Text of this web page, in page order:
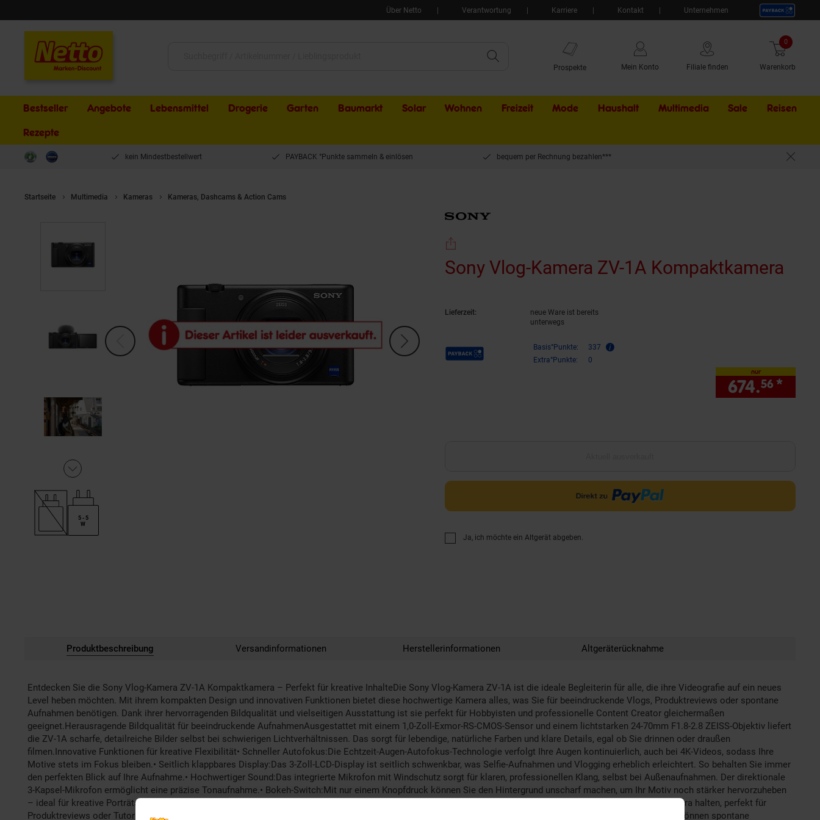
Über Netto Verantwortung Karriere Kontakt Unternehmen
Prospekte Mein Konto Filiale finden Warenkorb
0 Artikel
Bestseller Angebote Lebensmittel Drogerie Garten Baumarkt Solar Wohnen Freizeit Mode Haushalt Multimedia Sale Externer
Reisen
Rezepte
kein Mindestbestellwert PAYBACK °Punkte sammeln & einlösen bequem per Rechnung bezahlen***
Startseite Multimedia Kameras Kameras, Dashcams & Action Cams
5 - 5
W
Sony Vlog-Kamera ZV-1A Kompaktkamera
Lieferzeit:
neue Ware ist bereits
unterwegs
Payback Punkte Basis°Punkte:
337
Extra°Punkte:
0
nur
674.56 *
Ja, ich möchte ein Altgerät abgeben.
Produktbeschreibung Versandinformationen Herstellerinformationen Altgeräterücknahme
Entdecken Sie die Sony Vlog-Kamera ZV-1A Kompaktkamera – Perfekt für kreative InhalteDie Sony Vlog-Kamera ZV-1A ist die ideale Begleiterin für alle, die ihre Videografie auf ein neues
Level heben möchten. Mit ihrem kompakten Design und innovativen Funktionen bietet diese hochwertige Kamera alles, was Sie für beeindruckende Vlogs, Produktreviews oder spontane
Aufnahmen benötigen. Dank ihrer hervorragenden Bildqualität und vielseitigen Ausstattung ist sie perfekt für Hobbyisten und professionelle Content Creator gleichermaßen
geeignet.Herausragende Bildqualität für beeindruckende AufnahmenAusgestattet mit einem 1,0-Zoll-Exmor-RS-CMOS-Sensor und einem lichtstarken 24-70mm F1.8-2.8 ZEISS-Objektiv liefert
die ZV-1A scharfe, detailreiche Bilder selbst bei schwierigen Lichtverhältnissen. Das sorgt für lebendige, natürliche Farben und klare Details, egal ob Sie drinnen oder draußen
filmen.Innovative Funktionen für kreative Flexibilität• Schneller Autofokus:Die Echtzeit-Augen-Autofokus-Technologie verfolgt Ihre Augen kontinuierlich, auch bei 4K-Videos, sodass Ihre
Motive stets im Fokus bleiben.• Seitlich klappbares Display:Das 3-Zoll-LCD-Display ist seitlich schwenkbar, was Selfie-Aufnahmen und Vlogging erheblich erleichtert. So behalten Sie immer
den perfekten Blick auf Ihre Aufnahme.• Hochwertiger Sound:Das integrierte Mikrofon mit Windschutz sorgt für klaren, professionellen Klang, selbst bei Außenaufnahmen. Der direktionale
3-Kapsel-Mikrofon ermöglicht eine präzise Tonaufnahme.• Bokeh-Switch:Mit nur einem Knopfdruck können Sie den Hintergrund unscharf machen, um Ihr Motiv noch stärker hervorzuheben
– ideal für kreative Porträts und Produktpräsentationen.• Produktpräsentationsmodus:Dieser spezielle Modus fokussiert schnell auf Objekte, die Sie vor die Kamera halten, perfekt für
Produktreviews oder Tutorials.Praktisch und vielseitig für unterwegsDas kompakte und leichte Design macht die ZV-1A zum idealen Begleiter für unterwegs. Sie können spontane